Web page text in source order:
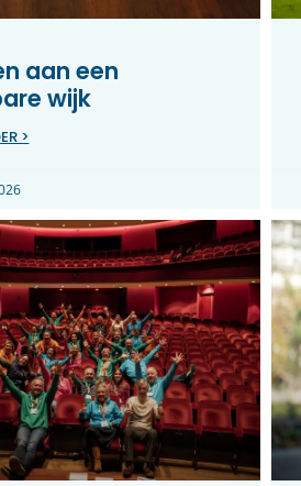
aan een
wijk
>